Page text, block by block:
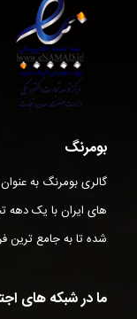
بومرنگ
گالری بومرنگ به
های ایران با یک دهه
شده تا به جامع ترین
ما در شبکه های